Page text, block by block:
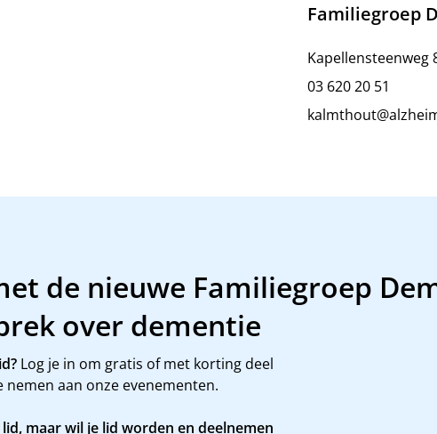
Familiegroep
Kapellensteenweg
03 620 20 51
de nieuwe Familiegroep
over dementie
Log je in om gratis of met korting deel
nemen aan onze evenementen.
maar wil je lid worden en deelnemen